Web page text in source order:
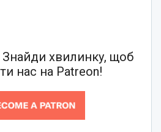
хвилинку, щоб
нас на Patreon!